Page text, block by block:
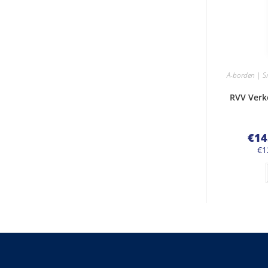
A-borden |
RVV
€
€